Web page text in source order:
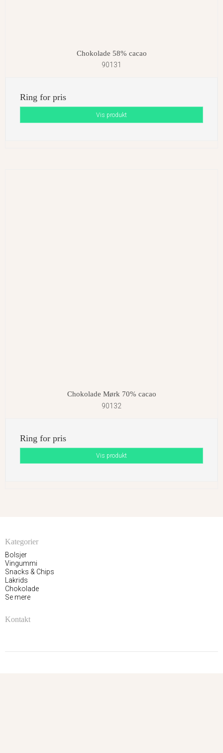
Chokolade 58% cacao
90131
Ring for pris
Vis produkt
Chokolade Mørk 70% cacao
90132
Ring for pris
Vis produkt
Kategorier
Bolsjer
Vingummi
Snacks & Chips
Lakrids
Chokolade
Se mere
Kontakt